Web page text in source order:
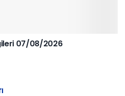
07/08/2026